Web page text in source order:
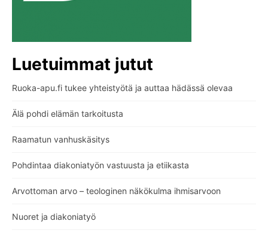
Luetuimmat jutut
Ruoka-apu.fi tukee yhteistyötä ja auttaa hädässä olevaa
Älä pohdi elämän tarkoitusta
Raamatun vanhuskäsitys
Pohdintaa diakoniatyön vastuusta ja etiikasta
Arvottoman arvo – teologinen näkökulma ihmisarvoon
Nuoret ja diakoniatyö